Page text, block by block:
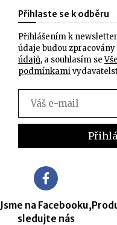
Přihlaste se k odběru
Přihlášením k
údaje budou zpracovány
údajů, a souhlasím se
podmínkami
Jsme na Facebooku,
sledujte nás